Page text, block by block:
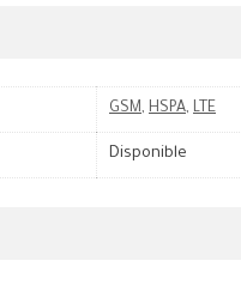
GSM, HSPA, LTE
Disponible